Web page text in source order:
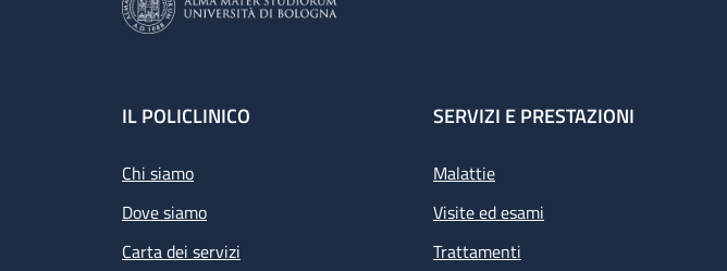
Footer
IL POLICLINICO
Chi siamo
Dove siamo
Carta dei servizi
SERVIZI E PRESTAZIONI
Malattie
Visite ed esami
Trattamenti